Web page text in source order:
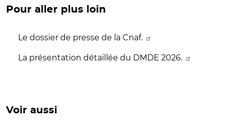
Pour aller plus loin
Le dossier de presse de la Cnaf.
La présentation détaillée du DMDE 2026.
Voir aussi